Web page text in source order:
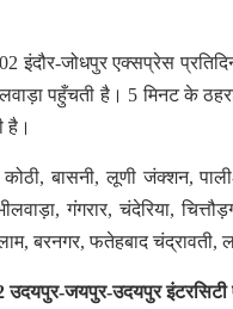
इंदौर-जोधपुर एक्सप्रेस
पहुँचती है। 5 मिनट के
है।
बासनी, लूणी जंक्शन,
गंगरार, चंदेरिया,
बरनगर, फतेहबाद चंद्रावती,
उदयपुर-जयपुर-उदयपुर